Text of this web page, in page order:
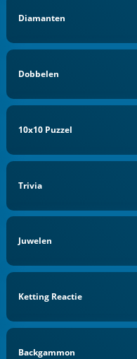
Diamanten
Dobbelen
10x10 Puzzel
Trivia
Juwelen
Ketting Reactie
Backgammon